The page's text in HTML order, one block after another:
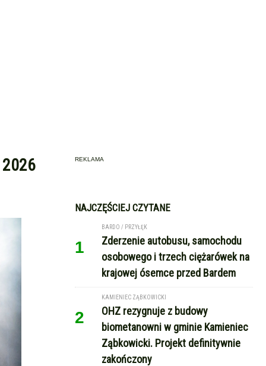
2026
REKLAMA
NAJCZĘŚCIEJ CZYTANE
1
BARDO / PRZYŁĘK
Zderzenie autobusu, samochodu
osobowego i trzech ciężarówek na
krajowej ósemce przed Bardem
2
KAMIENIEC ZĄBKOWICKI
OHZ rezygnuje z budowy
biometanowni w gminie Kamieniec
Ząbkowicki. Projekt definitywnie
zakończony